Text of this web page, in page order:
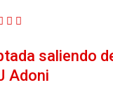
Reddit
Share
Email saliendo
Adoni